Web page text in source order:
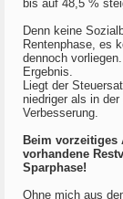
bis auf 48,5 %
Denn keine
Rentenphase, es
dennoch
Ergebnis.
Liegt der
niedriger als in
Verbesserung.
Beim vorzeitiges
vorhandene
Sparphase!
Ohne mich aus